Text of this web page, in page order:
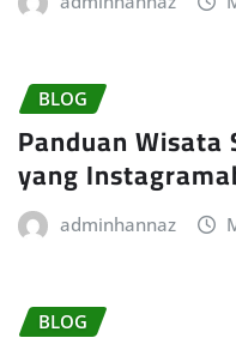
BLOG
Panduan
yang
adminhannaz
BLOG